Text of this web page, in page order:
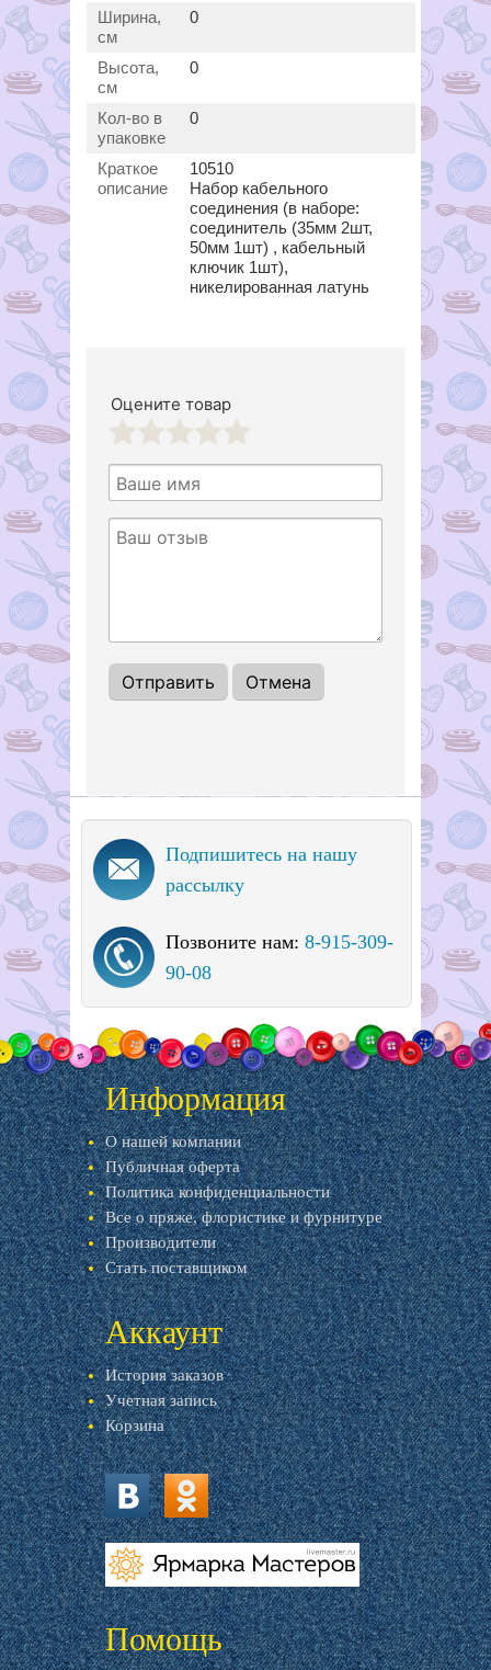
Ширина,
см
0
Высота,
см
0
Кол-во в
упаковке
0
Краткое
описание
10510
Набор кабельного
соединения (в наборе:
соединитель (35мм 2шт,
50мм 1шт) , кабельный
ключик 1шт),
никелированная латунь
Оцените товар
Подпишитесь на нашу
рассылку
Позвоните нам: 8-915-309-
90-08
Информация
О нашей компании
Публичная оферта
Политика конфиденциальности
Все о пряже, флористике и фурнитуре
Производители
Стать поставщиком
Аккаунт
История заказов
Учетная запись
Корзина
vk.com ok.ru
livemaster.ru
Помощь